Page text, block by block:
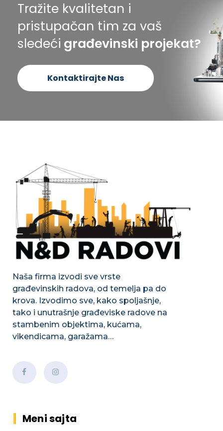
Tražite kvalitetan i
pristupačan tim za vaš
sledeći građevinski projekat?
Kontaktirajte Nas
Naša firma izvodi sve vrste
građevinskih radova, od temelja pa do
krova. Izvodimo sve, kako spoljašnje,
tako i unutrašnje građeviske radove na
stambenim objektima, kućama,
vikendicama, garažama…
Meni sajta